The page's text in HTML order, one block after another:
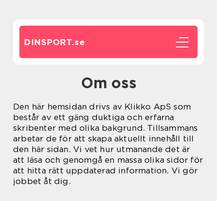
DINSPORT.se
Om oss
Den här hemsidan drivs av Klikko ApS som
består av ett gäng duktiga och erfarna
skribenter med olika bakgrund. Tillsammans
arbetar de för att skapa aktuellt innehåll till
den här sidan. Vi vet hur utmanande det är
att läsa och genomgå en massa olika sidor för
att hitta rätt uppdaterad information. Vi gör
jobbet åt dig.